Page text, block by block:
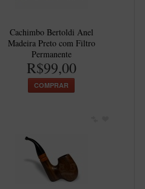
Cachimbo Bertoldi Anel
Madeira Preto com Filtro
Permanente
R$99,00
COMPRAR